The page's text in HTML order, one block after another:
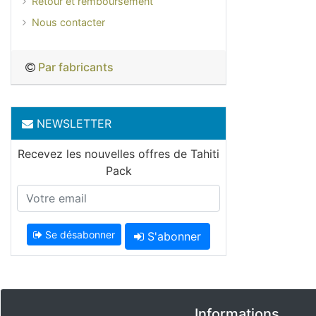
Nous contacter
Par fabricants
NEWSLETTER
Recevez les nouvelles offres de Tahiti
Pack
Se désabonner S'abonner